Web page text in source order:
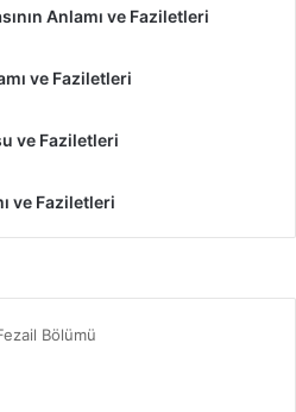
Anlamı ve Faziletleri
ve Faziletleri
ve Faziletleri
ve Faziletleri